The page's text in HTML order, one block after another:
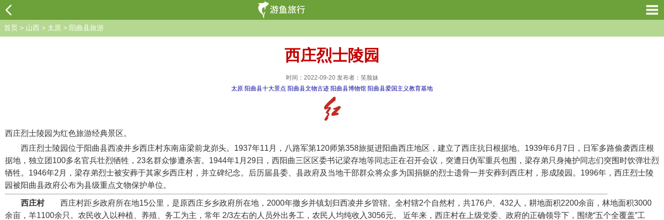
首页 > 山西 > 太原 > 阳曲县旅游
西庄烈士陵园
时间：2022-09-20 发布者：笑脸妹
太原 阳曲县十大景点 阳曲县文物古迹 阳曲县博物馆 阳曲县爱国主义教育基地
西庄烈士陵园为红色旅游经典景区。
西庄烈士陵园位于阳曲县西凌井乡西庄村东南庙梁前龙峁头。1937年11月，八路军第120师第358旅挺进阳曲西庄地区，建立了西庄抗日根据地。1939年6月7日，日军多路偷袭西庄根
据地，独立团100多名官兵壮烈牺牲，23名群众惨遭杀害。1944年1月29日，西阳曲三区区委书记梁存地等同志正在召开会议，突遭日伪军重兵包围，梁存弟只身掩护同志们突围时饮弹壮烈
牺牲。1946年2月，梁存弟烈士被安葬于其家乡西庄村，并立碑纪念。后历届县委、县政府及当地干部群众将众多为国捐躯的烈士遗骨一并安葬到西庄村，形成陵园。1996年，西庄烈士陵
园被阳曲县政府公布为县级重点文物保护单位。
西庄村西庄村距乡政府所在地15公里，是原西庄乡乡政府所在地，2000年撤乡并镇划归西凌井乡管辖。全村辖2个自然村，共176户、432人，耕地面积2200余亩，林地面积3000
余亩，羊1100余只。农民收入以种植、养殖、务工为主，常年 2/3左右的人员外出务工，农民人均纯收入3056元。 近年来，西庄村在上级党委、政府的正确领导下，围绕“五个全覆盖”工